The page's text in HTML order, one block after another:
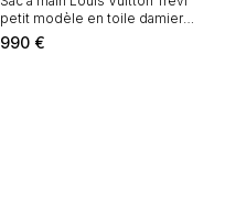
petit modèle en toile damier
ébène et cuir marron
990 €